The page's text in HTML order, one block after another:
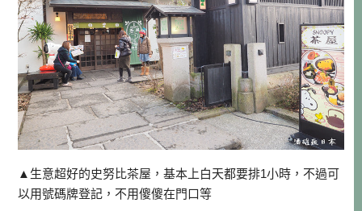
▲生意超好的史努比茶屋，基本上白天都要排1小時，不過可
以用號碼牌登記，不用傻傻在門口等